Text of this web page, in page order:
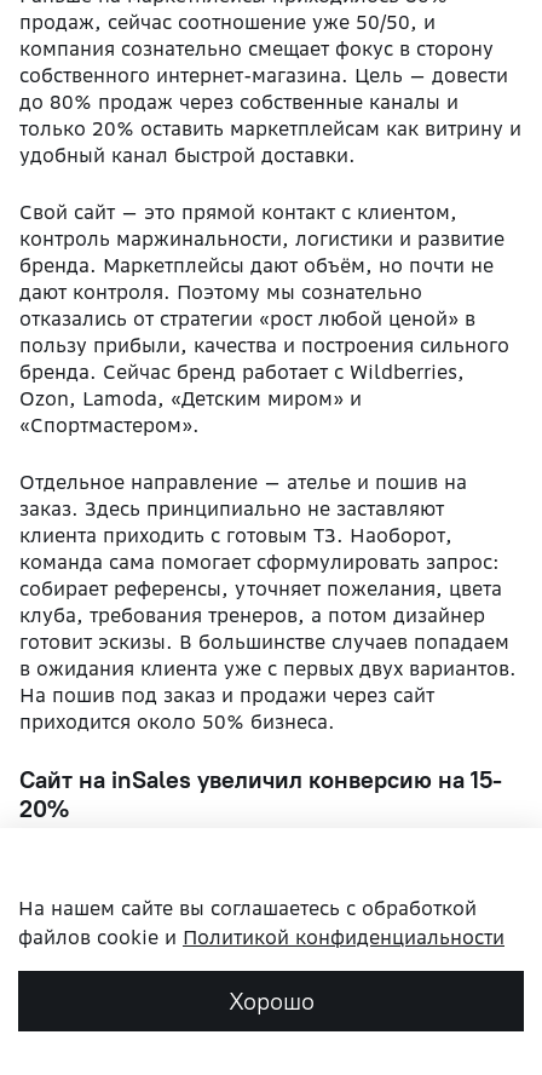
продаж, сейчас соотношение уже 50/50, и
компания сознательно смещает фокус в сторону
собственного интернет-магазина. Цель — довести
до 80% продаж через собственные каналы и
только 20% оставить маркетплейсам как витрину и
удобный канал быстрой доставки.
Свой сайт — это прямой контакт с клиентом,
контроль маржинальности, логистики и развитие
бренда. Маркетплейсы дают объём, но почти не
дают контроля. Поэтому мы сознательно
отказались от стратегии «рост любой ценой» в
пользу прибыли, качества и построения сильного
бренда. Сейчас бренд работает с Wildberries,
Ozon, Lamoda, «Детским миром» и
«Спортмастером».
Отдельное направление — ателье и пошив на
заказ. Здесь принципиально не заставляют
клиента приходить с готовым ТЗ. Наоборот,
команда сама помогает сформулировать запрос:
собирает референсы, уточняет пожелания, цвета
клуба, требования тренеров, а потом дизайнер
готовит эскизы. В большинстве случаев попадаем
в ожидания клиента уже с первых двух вариантов.
На пошив под заказ и продажи через сайт
приходится около 50% бизнеса.
Сайт на inSales увеличил конверсию на 15-
20%
простой — чтобы клиент быстро находил товар и
оформлял заказ без лишних шагов.
В итоге переход на inSales дал заметный
практический эффект уже в первые месяцы:
На нашем сайте вы соглашаетесь с обработкой
файлов cookie и Политикой конфиденциальности
Хорошо